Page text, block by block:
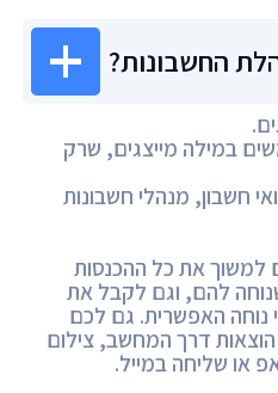
החשבונות?
במילה מייצגים, שרק
חשבון, מנהלי חשבונות
למשוך את כל ההכנסות
להם, וגם לקבל את
נוחה האפשרית. גם לכם
דרך המחשב, צילום
או שליחה במייל.